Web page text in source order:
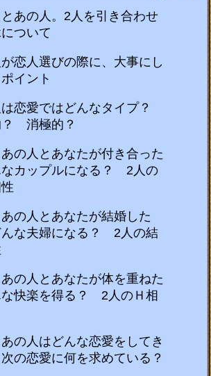
あの人。2人を引き合わせ
ついて
恋人選びの際に、大事にし
イント
恋愛ではどんなタイプ？
？ 消極的？
の人とあなたが付き合った
なカップルになる？ 2人の
の人とあなたが結婚した
んな夫婦になる？ 2人の結
の人とあなたが体を重ねた
な快楽を得る？ 2人のＨ相
の人はどんな恋愛をしてき
の恋愛に何を求めている？